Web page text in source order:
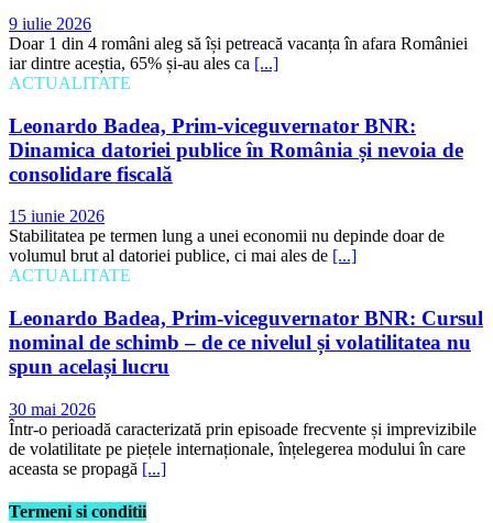
9 iulie 2026
Doar 1 din 4 români aleg să își petreacă vacanța în afara României
iar dintre aceștia, 65% și-au ales ca [...]
ACTUALITATE
Leonardo Badea, Prim-viceguvernator BNR:
Dinamica datoriei publice în România și nevoia de
consolidare fiscală
15 iunie 2026
Stabilitatea pe termen lung a unei economii nu depinde doar de
volumul brut al datoriei publice, ci mai ales de [...]
ACTUALITATE
Leonardo Badea, Prim-viceguvernator BNR: Cursul
nominal de schimb – de ce nivelul și volatilitatea nu
spun același lucru
30 mai 2026
Într-o perioadă caracterizată prin episoade frecvente și imprevizibile
de volatilitate pe piețele internaționale, înțelegerea modului în care
aceasta se propagă [...]
Termeni si conditii